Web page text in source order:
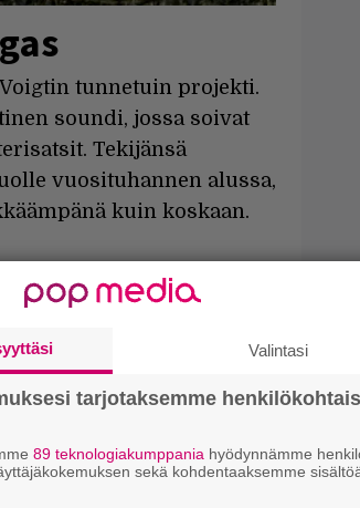
tunnetuin projekti.
soundi, jossa soivat
Tekijänsä
vuosituhannen alussa,
kuin koskaan.
Valintasi
tarjotaksemme
89 teknologiakumppania hyödynnämme
sekä kohdentaaksemme